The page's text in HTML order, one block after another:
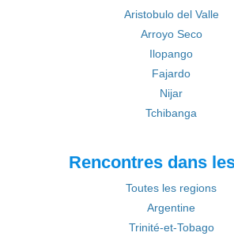
Aristobulo del Valle
Arroyo Seco
Ilopango
Fajardo
Nijar
Tchibanga
Rencontres dans
Toutes les regions
Argentine
Trinité-et-Tobago